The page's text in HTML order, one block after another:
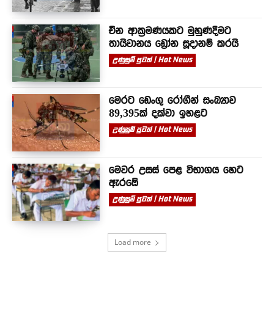
චීන ආක්‍රමණයකට මුහුණදීමට
තායිවානය ඩ්‍රෝන සූදානම් කරයි
උණුසුම් පුවත් | Hot News
මෙරට ඩෙංගු රෝගීන් සංඛ්‍යාව
89,395ක් දක්වා ඉහළට
උණුසුම් පුවත් | Hot News
මෙවර උසස් පෙළ විභාගය හෙට
ඇරඹේ
උණුසුම් පුවත් | Hot News
Load more